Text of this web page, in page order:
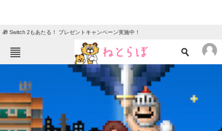
🎁 Switch 2もあたる！ プレゼントキャンペーン実施中！
ねとらぼメニュー
ニュース
エンタメ クイズ
グルメ 地域